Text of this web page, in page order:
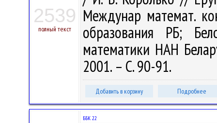
2539
полный текст
Междунар математ.
образования РБ;
математики НАН
2001. – С. 90-91.
Добавить в корзину Подробнее
ББК 22